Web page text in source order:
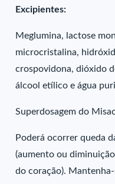
Excipientes:
Meglumina, lactose
microcristalina,
crospovidona, dióxido
álcool etílico e água
Superdosagem do
Poderá ocorrer queda
(aumento ou
do coração).